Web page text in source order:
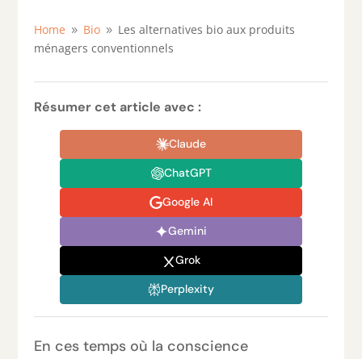
Home 9 Bio 9 Les alternatives bio aux produits
ménagers conventionnels
Résumer cet article avec :
Claude
ChatGPT
Google AI
Gemini
Grok
Perplexity
En ces temps où la conscience